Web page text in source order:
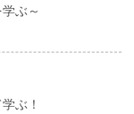
ぶ～
ぶ！